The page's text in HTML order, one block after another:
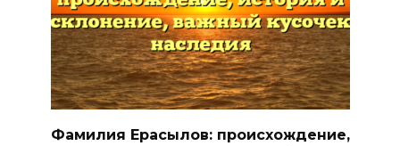
Фамилия Ерасылов: происхождение,